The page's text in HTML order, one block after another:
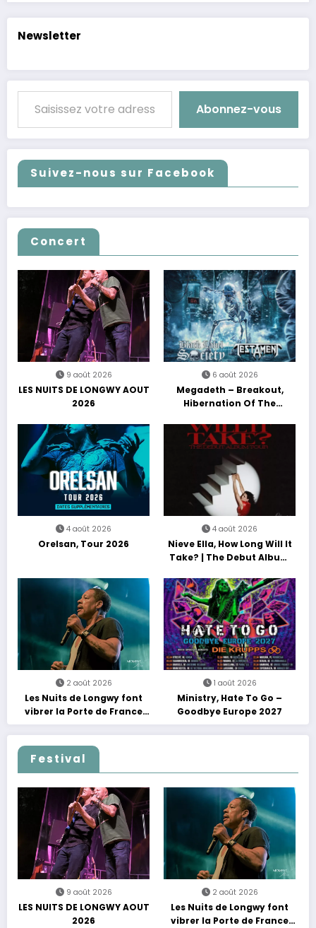
Newsletter
Saisissez votre adresse e-mail…
Abonnez-vous
Suivez-nous sur Facebook
Concert
9 août 2026
LES NUITS DE LONGWY AOUT
2026
6 août 2026
Megadeth – Breakout,
Hibernation Of The
4 août 2026
Orelsan, Tour 2026
4 août 2026
Nieve Ella, How Long Will It
Take? | The Debut Album
2 août 2026
Les Nuits de Longwy font
vibrer la Porte de France
avec une soirée entre
découvertes et énergie
reggae
1 août 2026
Ministry, Hate To Go –
Goodbye Europe 2027
Festival
9 août 2026
LES NUITS DE LONGWY AOUT
2026
2 août 2026
Les Nuits de Longwy font
vibrer la Porte de France